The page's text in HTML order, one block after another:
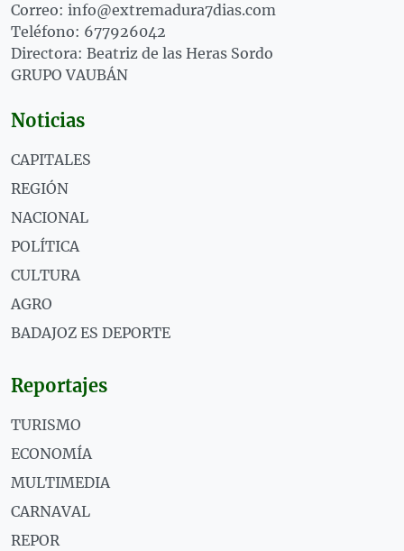
Correo: info@extremadura7dias.com
Teléfono: 677926042
Directora: Beatriz de las Heras Sordo
GRUPO VAUBÁN
Noticias
CAPITALES
REGIÓN
NACIONAL
POLÍTICA
CULTURA
AGRO
BADAJOZ ES DEPORTE
Reportajes
TURISMO
ECONOMÍA
MULTIMEDIA
CARNAVAL
REPOR